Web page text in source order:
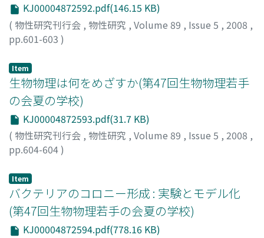
KJ00004872592.pdf(146.15 KB)
( 物性研究刊行会 , 物性研究 , Volume 89 , Issue 5 , 2008 ,
pp.601-603 )
Item
生物物理は何をめざすか(第47回生物物理若手
の会夏の学校)
KJ00004872593.pdf(31.7 KB)
( 物性研究刊行会 , 物性研究 , Volume 89 , Issue 5 , 2008 ,
pp.604-604)
Item
バクテリアのコロニー形成 : 実験とモデル化
(第47回生物物理若手の会夏の学校)
KJ00004872594.pdf(778.16 KB)